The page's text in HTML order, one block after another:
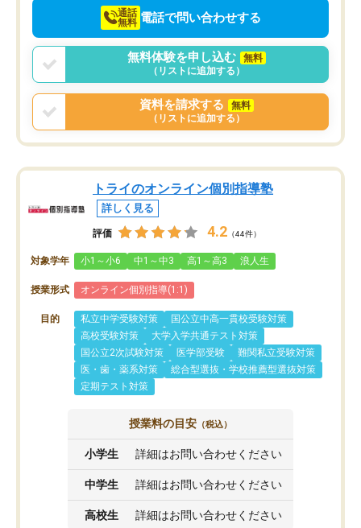
通話
無料 電話で問い合わせする
無料体験を申し込む
無料
（リストに追加する）
資料を請求する
無料
（リストに追加する）
トライのオンライン個別指導塾
詳しく見る
評価 4.2 （44件）
対象学年 小1～小6 中1～中3 高1～高3 浪人生
授業形式 オンライン個別指導(1:1)
目的 私立中学受験対策
国公立中高一貫校受験対策
高校受験対策
大学入学共通テスト対策
国公立2次試験対策
医学部受験
難関私立受験対策
医・歯・薬系対策
総合型選抜・学校推薦型選抜対策
定期テスト対策
授業料の目安 （税込）
小学生 詳細はお問い合わせください
中学生 詳細はお問い合わせください
高校生 詳細はお問い合わせください